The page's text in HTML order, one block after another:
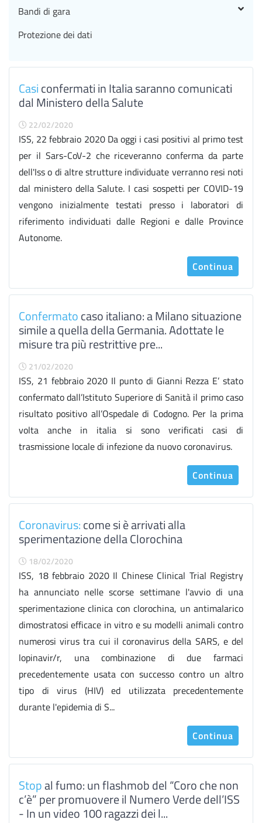
Casiconfermati in Italia saranno comunicati
dal Ministero della Salute
22/02/2020
ISS, 22 febbraio 2020 Da oggi i casi positivi al primo test
per il Sars-CoV-2 che riceveranno conferma da parte
dell'Iss o di altre strutture individuate verranno resi noti
dal ministero della Salute. I casi sospetti per COVID-19
vengono inizialmente testati presso i laboratori di
riferimento individuati dalle Regioni e dalle Province
Autonome.
Continua
Confermatocaso italiano: a Milano situazione
simile a quella della Germania. Adottate le
misure tra più restrittive pre...
21/02/2020
ISS, 21 febbraio 2020 Il punto di Gianni Rezza E’ stato
confermato dall’Istituto Superiore di Sanità il primo caso
risultato positivo all’Ospedale di Codogno. Per la prima
volta anche in italia si sono verificati casi di
trasmissione locale di infezione da nuovo coronavirus.
Continua
Coronavirus:come si è arrivati alla
sperimentazione della Clorochina
18/02/2020
ISS, 18 febbraio 2020 Il Chinese Clinical Trial Registry
ha annunciato nelle scorse settimane l'avvio di una
sperimentazione clinica con clorochina, un antimalarico
dimostratosi efficace in vitro e su modelli animali contro
numerosi virus tra cui il coronavirus della SARS, e del
lopinavir/r, una combinazione di due farmaci
precedentemente usata con successo contro un altro
tipo di virus (HIV) ed utilizzata precedentemente
durante l'epidemia di S...
Continua
Stopal fumo: un flashmob del “Coro che non
c’è” per promuovere il Numero Verde dell’ISS
- In un video 100 ragazzi dei l...
Bandi di gara
Protezione dei dati